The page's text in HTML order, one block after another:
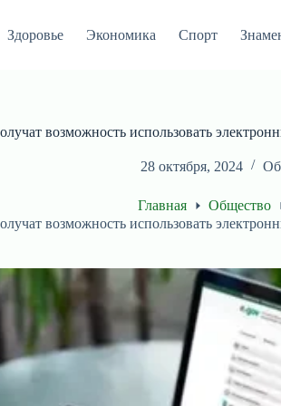
Здоровье Экономика Спорт
возможность использовать
28 октября, 2024
Главная
Общество
возможность использовать